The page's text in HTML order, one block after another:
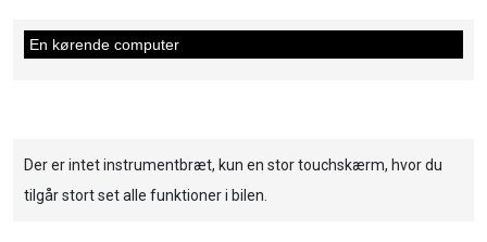
En kørende computer
Der er intet instrumentbræt, kun en stor touchskærm, hvor du
tilgår stort set alle funktioner i bilen.